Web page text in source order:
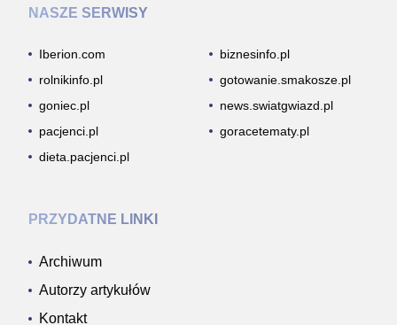
NASZE SERWISY
Iberion.com
biznesinfo.pl
rolnikinfo.pl
gotowanie.smakosze.pl
goniec.pl
news.swiatgwiazd.pl
pacjenci.pl
goracetematy.pl
dieta.pacjenci.pl
PRZYDATNE LINKI
Archiwum
Autorzy artykułów
Kontakt